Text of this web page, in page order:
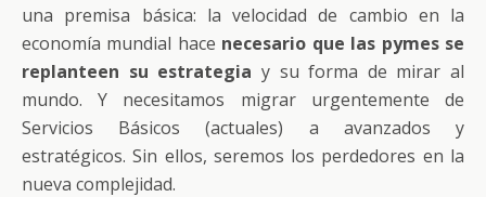
una premisa básica: la velocidad de cambio en la
economía mundial hace necesario que las pymes se
replanteen su estrategia y su forma de mirar al
mundo. Y necesitamos migrar urgentemente de
Servicios Básicos (actuales) a avanzados y
estratégicos. Sin ellos, seremos los perdedores en la
nueva complejidad.